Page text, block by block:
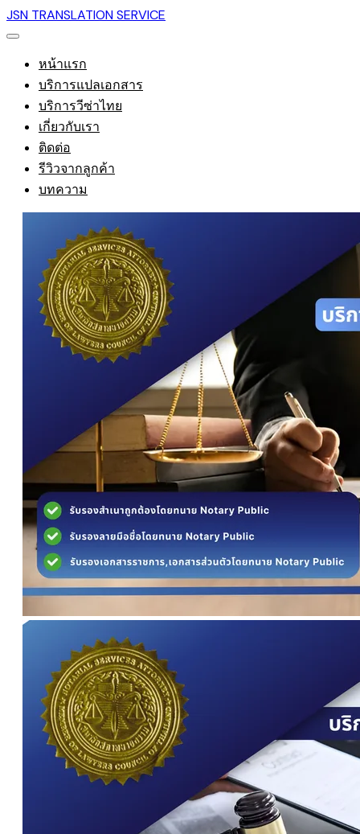
JSN TRANSLATION SERVICE
หน้าแรก
บริการแปลเอกสาร
บริการวีซ่าไทย
เกี่ยวกับเรา
ติดต่อ
รีวิวจากลูกค้า
บทความ